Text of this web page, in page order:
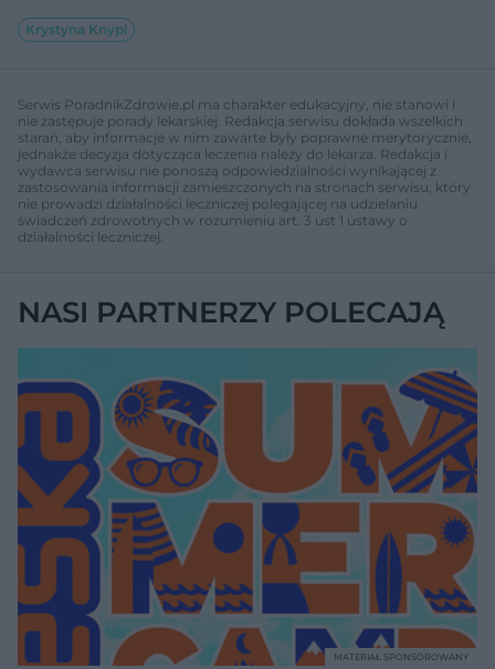
Krystyna Knypl
Serwis PoradnikZdrowie.pl ma charakter edukacyjny, nie stanowi i
nie zastępuje porady lekarskiej. Redakcja serwisu dokłada wszelkich
starań, aby informacje w nim zawarte były poprawne merytorycznie,
jednakże decyzja dotycząca leczenia należy do lekarza. Redakcja i
wydawca serwisu nie ponoszą odpowiedzialności wynikającej z
zastosowania informacji zamieszczonych na stronach serwisu, który
nie prowadzi działalności leczniczej polegającej na udzielaniu
świadczeń zdrowotnych w rozumieniu art. 3 ust 1 ustawy o
działalności leczniczej.
NASI PARTNERZY POLECAJĄ
MATERIAŁ SPONSOROWANY